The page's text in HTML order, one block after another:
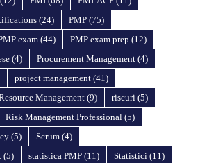
(24) PMP(75)
exam(44) PMP exam prep (12)
(4) Procurement Management(4)
project management(41)
Management(9) riscuri (5)
Risk Management Professional (5)
(5) Scrum(4)
(5) statistica PMP(11) Statistici (11)